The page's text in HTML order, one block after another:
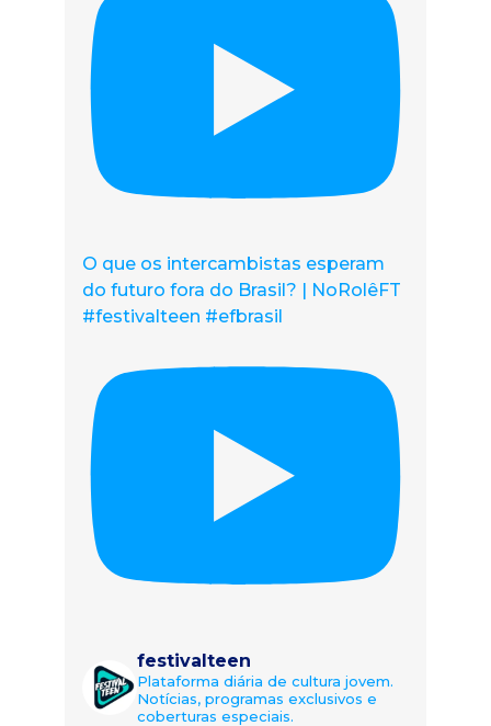
O que os intercambistas esperam
do futuro fora do Brasil? | NoRolêFT
#festivalteen #efbrasil
festivalteen
Plataforma diária de cultura jovem.
Notícias, programas exclusivos e
coberturas especiais.